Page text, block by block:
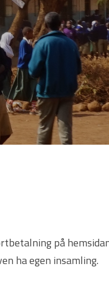
på
ha egen insamling.